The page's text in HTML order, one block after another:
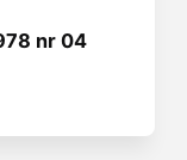
nr 04